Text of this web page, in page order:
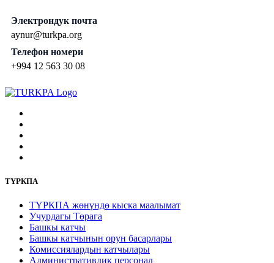
Электрондук почта
aynur@turkpa.org
Телефон номери
+994 12 563 30 08
ТҮРКПА
ТҮРКПА жөнүндө кыска маалымат
Учурдагы Төрага
Башкы катчы
Башкы катчынын орун басарлары
Комиссиялардын катчылары
Административдик персонал